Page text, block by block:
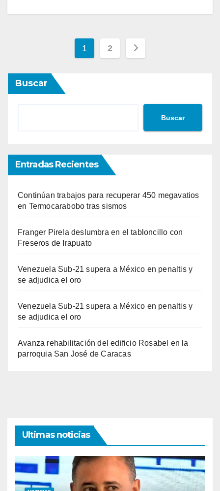
Paginación
1 2
Buscar
Buscar
Entradas Recientes
Continúan trabajos para recuperar 450 megavatios
en Termocarabobo tras sismos
Franger Pirela deslumbra en el tabloncillo con
Freseros de Irapuato
Venezuela Sub-21 supera a México en penaltis y
se adjudica el oro
Venezuela Sub-21 supera a México en penaltis y
se adjudica el oro
Avanza rehabilitación del edificio Rosabel en la
parroquia San José de Caracas
Ultimas noticias